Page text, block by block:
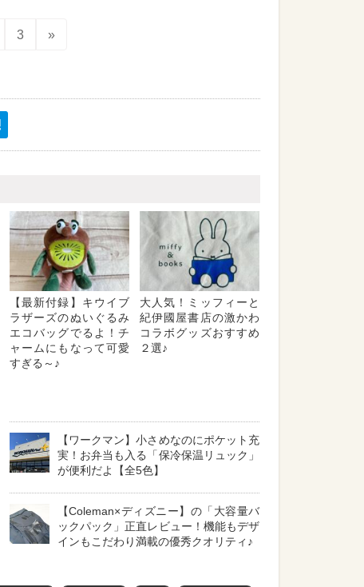
3 »
【最新付録】キウイブ
ラザーズのぬいぐるみ
エコバッグでるよ！チ
ャームにもなって可愛
すぎる～♪
大人気！ミッフィーと
紀伊國屋書店の激かわ
コラボグッズおすすめ
２選♪
【ワークマン】小さめなのにポケット充
実！お弁当も入る「保冷保温リュック」
が便利だよ【全5色】
【Coleman×ディズニー】の「大容量バ
ックパック」正直レビュー！機能もデザ
インもこだわり満載の優秀クオリティ♪